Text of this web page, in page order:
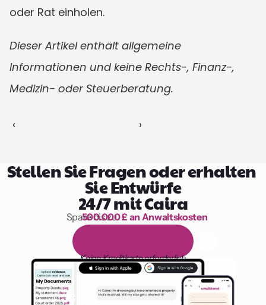
oder Rat einholen.
Dieser Artikel enthält allgemeine
Informationen und keine Rechts-, Finanz-,
Medizin- oder Steuerberatung.
‹ ›
Stellen Sie Fragen oder erhalten
Sie Entwürfe
24/7 mit Caira
1.000 Stunden Lesen
Spare bis zu
500.000 £ an Anwaltskosten
äg on
Keine Kreditkarte erforderlich